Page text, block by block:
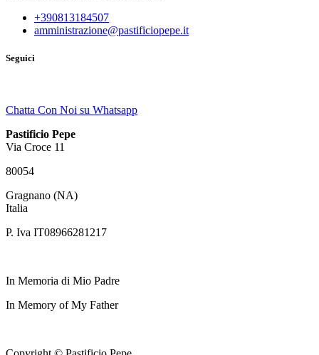
+390813184507
amministrazione@pastificiopepe.it
Seguici
Chatta Con Noi su Whatsapp
Pastificio Pepe
Via Croce 11
80054
Gragnano (NA)
Italia
P. Iva IT08966281217
In Memoria di Mio Padre
In Memory of My Father